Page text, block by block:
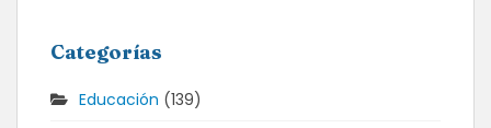
Categorías
Educación (139)